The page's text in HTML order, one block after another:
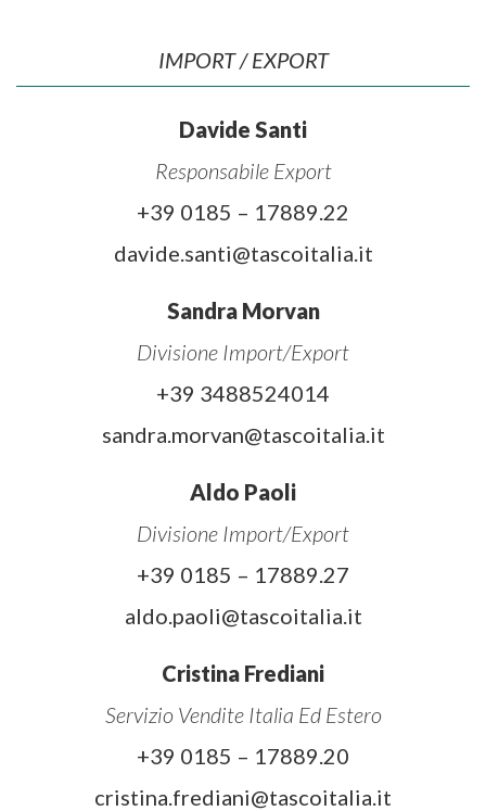
IMPORT / EXPORT
Davide Santi
Responsabile Export
+39 0185 – 17889.22
davide.santi@tascoitalia.it
Sandra Morvan
Divisione Import/Export
+39 3488524014
sandra.morvan@tascoitalia.it
Aldo Paoli
Divisione Import/Export
+39 0185 – 17889.27
aldo.paoli@tascoitalia.it
Cristina Frediani
Servizio Vendite Italia Ed Estero
+39 0185 – 17889.20
cristina.frediani@tascoitalia.it